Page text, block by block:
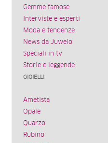
Gemme famose
Interviste e esperti
Moda e tendenze
News da Juwelo
Speciali in tv
Storie e leggende
GIOIELLI
Ametista
Opale
Quarzo
Rubino